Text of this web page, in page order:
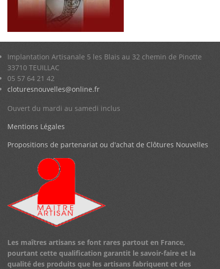
Implantation Artisanale 5 les Blais au 32 chemin de Pinotte
33710 TEUILLAC
05 57 64 21 42
cloturesnouvelles@online.fr
Ouvert du mardi au samedi inclus
Mentions Légales
Propositions de partenariat ou d'achat de Clôtures Nouvelles
Les maîtres artisans se font rares partout en France,
pourtant cette qualification garantit le savoir-faire et la
qualité des produits que les artisans fabriquent et des